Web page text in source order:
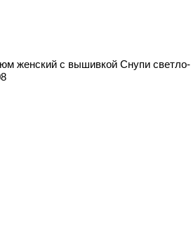
женский с вышивкой Снупи светло-